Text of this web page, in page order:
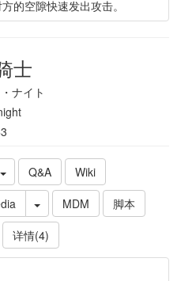
的空隙快速发出攻击。
士
ナイト
Q&A
Wiki
MDM
脚本
详情(4)